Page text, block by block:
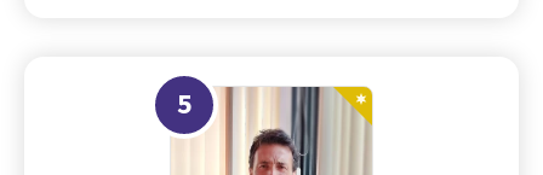
5